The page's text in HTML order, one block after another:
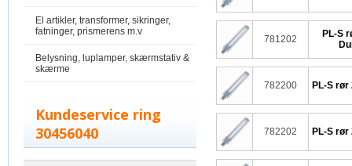
El artikler, transformer, sikringer,
fatninger, prismerens m.v
Belysning, luplamper, skærmstativ &
skærme
Kundeservice ring
30456040
781202
PL-S
782200 PL-S
782202 PL-S